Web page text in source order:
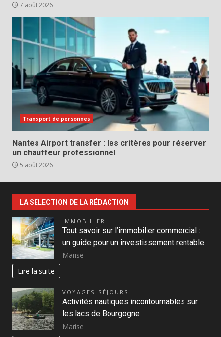
7 août 2026
Transport de personnes
Nantes Airport transfer : les critères pour réserver
un chauffeur professionnel
5 août 2026
LA SELECTION DE LA RÉDACTION
IMMOBILIER
Tout savoir sur l’immobilier commercial :
un guide pour un investissement rentable
Marise
Lire la suite
VOYAGES SÉJOURS
Activités nautiques incontournables sur
les lacs de Bourgogne
Marise